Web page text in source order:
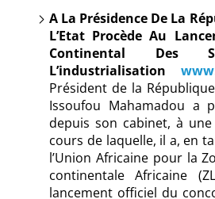
A La Présidence De La
L’Etat Procède Au
Continental Des
L’industrialisation
Président de la
Issoufou Mahamadou a
depuis son cabinet, à
cours de laquelle, il a, en
l’Union Africaine pour la
continentale Africaine
lancement officiel du